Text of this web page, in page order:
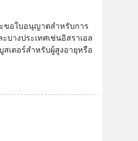
ขอใบอนุญาตสำหรับการ
างประเทศเช่นอิสราเอล
สเตอร์สำหรับผู้สูงอายุหรือ